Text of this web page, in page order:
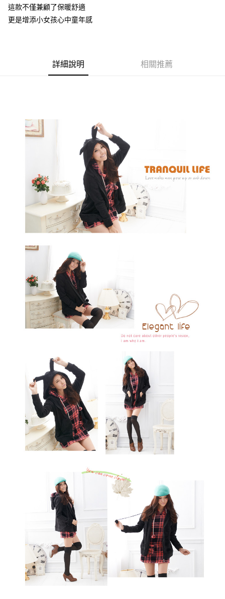
帳／街口支付／iPASS MONEY」等通路繳費。
2.基於同意付款使用「大哥付你分期」之契約關係目的，商店將以您的個人
資料（包含姓名、電話或地址）提供予台灣大哥大進項蒐集、處理及利用，
結帳頁面，進行簡訊認證並確認金額後，即可完成結帳。
３．收到繳費通知簡訊後14天內，點擊此簡訊中的連結，可透過四大超商／
後付繳納相關費用。
※ 交易是否成功請以「AFTEE先享後付 」之結帳頁面顯示為準，若有關於
是否繳費成功／繳費後需取消欲退款等相關疑問，請聯繫「AFTEE先享後付
易，需依本服務之必要範圍內提供個人資料，並將交易相關給付款項請求債
權轉讓予恩沛科技股份有限公司。
２．關於個人資料處理事宜，請瀏覽以下網址：
https://aftee.tw/terms/#terms3
３．未成年的使用者請事先徵得法定代理人或監護人之同意方可使用
「AFTEE先享後付」，若未經同意申辦者引起之損失，本公司不負相關責
４．使用「AFTEE先享後付」時，將依據個別帳號之用戶狀況，依本公司即
時審查核予不同之上限額度；若仍有額度不足之情形，本公司將視審查結果
請求用戶進行身份認證。
５．嚴禁一人註冊多個帳號或使用他人資訊註冊。若發現惡意使用之情形，
恩沛科技股份有限公司將有權停止該用戶之使用額度並採取法律行動。
付款後全家取貨
每筆NT$70，滿NT$699(含以上)免運費
付款後7-11取貨
這款不僅兼顧了保暖舒適
更是增添小女孩心中童年感
詳細說明 相關推薦